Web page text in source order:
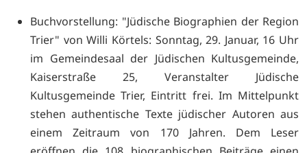
Buchvorstellung: "Jüdische Biographien der Region
Trier" von Willi Körtels: Sonntag, 29. Januar, 16 Uhr
im Gemeindesaal der Jüdischen Kultusgemeinde,
Kaiserstraße 25, Veranstalter Jüdische
Kultusgemeinde Trier, Eintritt frei. Im Mittelpunkt
stehen authentische Texte jüdischer Autoren aus
einem Zeitraum von 170 Jahren. Dem Leser